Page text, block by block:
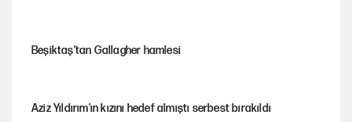
Beşiktaş’tan Gallagher hamlesi
Aziz Yıldırım'ın kızını hedef almıştı serbest bırakıldı